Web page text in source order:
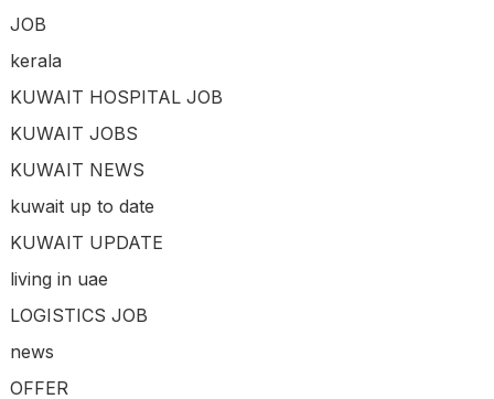
JOB
kerala
KUWAIT HOSPITAL JOB
KUWAIT JOBS
KUWAIT NEWS
kuwait up to date
KUWAIT UPDATE
living in uae
LOGISTICS JOB
news
OFFER